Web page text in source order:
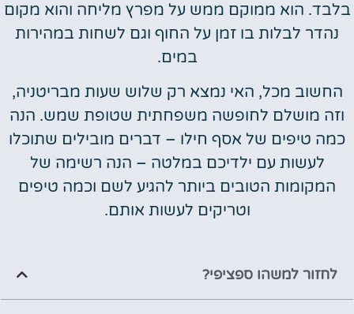
בלבד. הוא ממוקם ממש על מפרץ מליחה והוא מקום
נהדר לבלות בו זמן על החוף וגם לשחות במהירות
במים.
החשוב מכל, האי נמצא רק שלוש שעות מבריטניה,
וזה מושלם לחופשה משפחתית שטופת שמש. הנה
כמה טיפים של אסף חילו – דברים מובילים שתוכלו
לעשות עם ילדיכם במלטה – הנה רשימה של
המקומות הטובים ביותר להגיע לשם וכמה טיפים
וטריקים לעשות אותם.
לחזור למשהו ספציפי?